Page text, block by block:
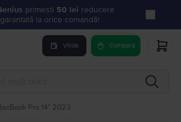
primești 50 lei reducere
garantată la orice comandă!
Vinde Cumpara
Pro 14″ 2023